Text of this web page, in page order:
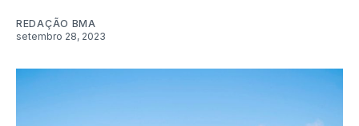
REDAÇÃO BMA
setembro 28, 2023